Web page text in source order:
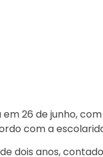
26 de junho,
com a
dois anos,